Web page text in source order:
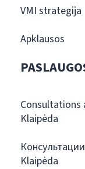
VMI strategija
Apklausos
Consultations
Klaipėda
Klaipėda